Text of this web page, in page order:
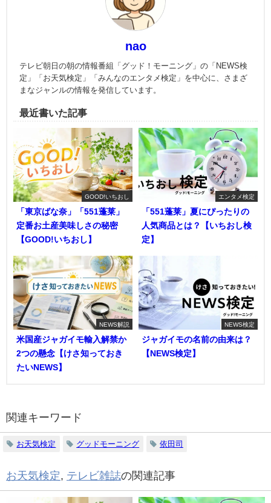
nao
テレビ朝日の朝の情報番組「グッド！モーニング」の「NEWS検
定」「お天気検定」「みんなのエンタメ検定」を中心に、さまざ
まなジャンルの情報を発信しています。
最近書いた記事
GOOD!いちおし
「東京ばな奈」「551蓬莱」
定番お土産美味しさの秘密
【GOOD!いちおし】
エンタメ検定
「551蓬莱」夏にぴったりの
人気商品とは？【いちおし検
定】
NEWS解説
米国産ジャガイモ輸入解禁か
2つの懸念【けさ知っておき
たいNEWS】
NEWS検定
ジャガイモの名前の由来は？
【NEWS検定】
関連キーワード
お天気検定 グッドモーニング 依田司
お天気検定, テレビ雑誌の関連記事